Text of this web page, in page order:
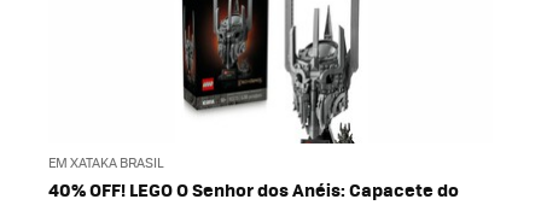
EM XATAKA BRASIL
40% OFF! LEGO O Senhor dos Anéis: Capacete do